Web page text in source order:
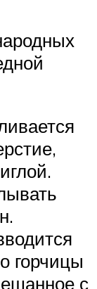
горчицы
с